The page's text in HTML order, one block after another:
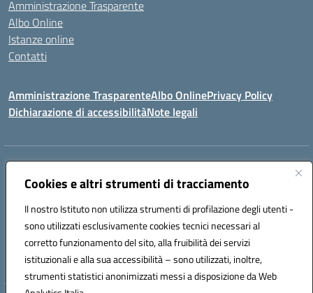
Cookies e altri strumenti di tracciamento
Il nostro Istituto non utilizza strumenti di profilazione degli utenti -
sono utilizzati esclusivamente cookies tecnici necessari al
corretto funzionamento del sito, alla fruibilità dei servizi
istituzionali e alla sua accessibilità – sono utilizzati, inoltre,
strumenti statistici anonimizzati messi a disposizione da Web
Amministrazione Trasparente
Albo Online
Istanze online
Contatti
Amministrazione TrasparenteAlbo OnlinePrivacy Policy
Dichiarazione di accessibilitàNote legali
Indirizzo:
Centralino:0885/422972 Email:FGIC84600D@istruzione.it
Codice fiscale: 81004320719
Codice meccanografico:
FGIC84600D
Codice Indice delle Pubbliche Amministrazioni (IPA): istsc_FGIC84600D